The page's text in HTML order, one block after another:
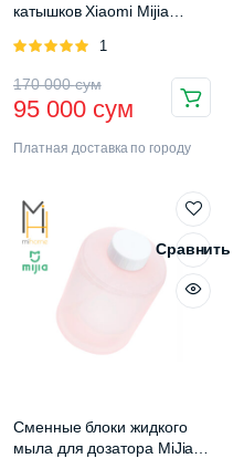
катышков Xiaomi Mijia
Оценка
1
170 000сум
95 000 сум
Платная доставка по городу
Сравнить
Сменные блоки жидкого
мыла для дозатора MiJia